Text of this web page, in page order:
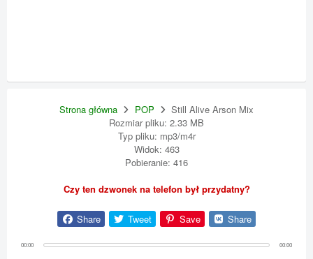
Strona główna POP
Still Alive Arson Mix
Rozmiar pliku: 2.33 MB
Typ pliku: mp3/m4r
Widok: 463
Pobieranie: 416
Czy ten dzwonek na telefon był przydatny?
Share Tweet Save Share
00:00 00:00